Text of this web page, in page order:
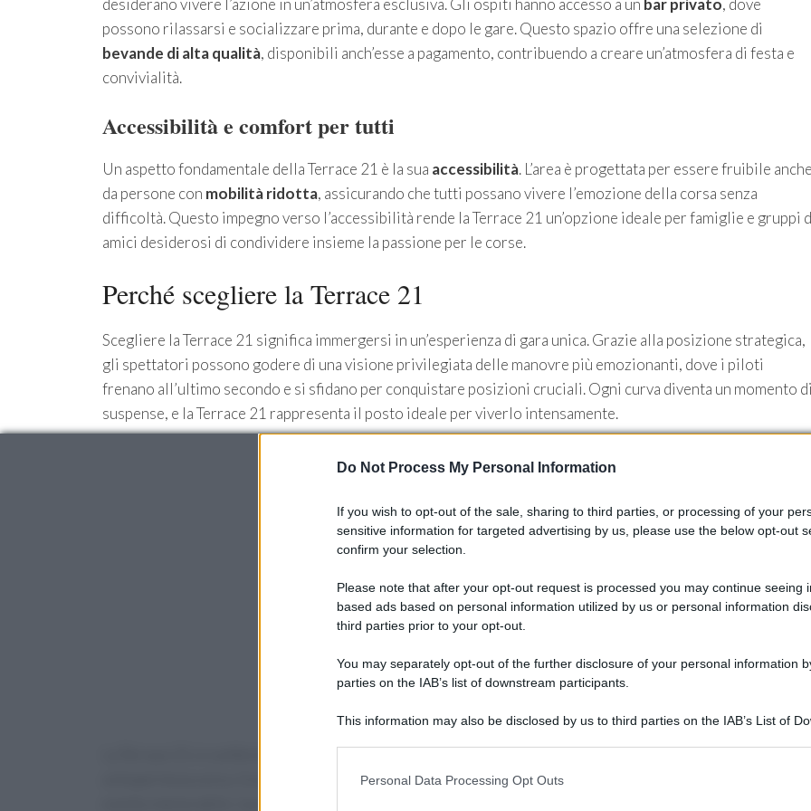
Do Not Process My Personal Information
If you wish to opt-out of the sale, sharing to third parties, or processing of your
sensitive information for targeted advertising by us, please use the below opt-out
confirm your selection.
Please note that after your opt-out request is processed you may continue seeing
based ads based on personal information utilized by us or personal information
third parties prior to your opt-out.
You may separately opt-out of the further disclosure of your personal information
parties on the IAB’s list of downstream participants.
This information may also be disclosed by us to third parties on the IAB’s List of
information including but not limited to your visit or usage behaviour. You may click
Personal Data Processing Opt Outs
desiderano vivere l’azione in un’atmosfera esclusiva. Gli ospiti hanno accesso a un bar privato, dove
possono rilassarsi e socializzare prima, durante e dopo le gare. Questo spazio offre una selezione di
bevande di alta qualità, disponibili anch’esse a pagamento, contribuendo a creare un’atmosfera di festa e
convivialità.
Accessibilità e comfort per tutti
Un aspetto fondamentale della Terrace 21 è la sua accessibilità. L’area è progettata per essere fruibile anche
da persone con mobilità ridotta, assicurando che tutti possano vivere l’emozione della corsa senza
difficoltà. Questo impegno verso l’accessibilità rende la Terrace 21 un’opzione ideale per famiglie e gruppi
amici desiderosi di condividere insieme la passione per le corse.
Perché scegliere la Terrace 21
Scegliere la Terrace 21 significa immergersi in un’esperienza di gara unica. Grazie alla posizione strategica,
gli spettatori possono godere di una visione privilegiata delle manovre più emozionanti, dove i piloti
frenano all’ultimo secondo e si sfidano per conquistare posizioni cruciali. Ogni curva diventa un momento di
suspense, e la Terrace 21 rappresenta il posto ideale per viverlo intensamente.
La Terrace 21 si conferma come una meta imperdibile per gli appassionati di motori e per chi desidera vivere
un’esperienza unica. Grazie al suo design innovativo e ai servizi di alta qualità, ogni visita si trasforma in un